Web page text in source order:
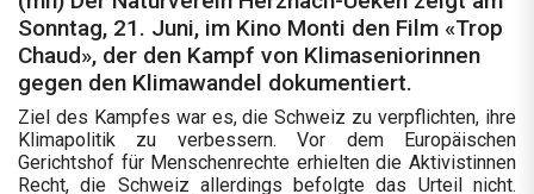
Sonntag, 21. Juni, im Kino Monti den Film «Trop
Chaud», der den Kampf von Klimaseniorinnen
gegen den Klimawandel dokumentiert.
Ziel des Kampfes war es, die Schweiz zu verpflichten, ihre
Klimapolitik zu verbessern. Vor dem Europäischen
Gerichtshof für Menschenrechte erhielten die Aktivistinnen
Recht, die Schweiz allerdings befolgte das Urteil nicht.